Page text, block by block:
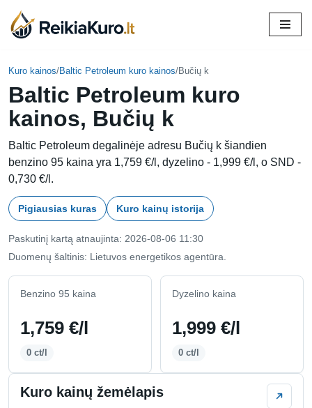
Skip
content
Kuro kainos/Baltic Petroleum kuro kainos/Bučių k
Baltic Petroleum kuro
kainos, Bučių k
Baltic Petroleum degalinėje adresu Bučių k šiandien
benzino 95 kaina yra 1,759 €/l, dyzelino - 1,999 €/l, o SND -
0,730 €/l.
Pigiausias kuras Kuro kainų istorija
Paskutinį kartą atnaujinta: 2026-08-06 11:30
Duomenų šaltinis: Lietuvos energetikos agentūra.
Benzino 95 kaina
1,759 €/l
0 ct/l
Dyzelino kaina
1,999 €/l
0 ct/l
Kuro kainų žemėlapis